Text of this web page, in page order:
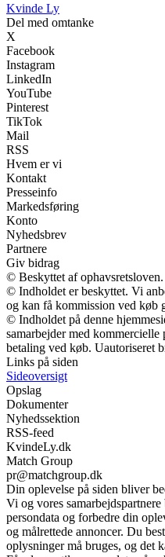
Kvinde Ly
Del med omtanke
X
Facebook
Instagram
LinkedIn
YouTube
Pinterest
TikTok
Mail
RSS
Hvem er vi
Kontakt
Presseinfo
Markedsføring
Konto
Nyhedsbrev
Partnere
Giv bidrag
© Beskyttet af ophavsretsloven.
© Indholdet er beskyttet. Vi
og kan få kommission ved køb
© Indholdet på denne
samarbejder med
betaling ved køb. Uautoriseret
Links på siden
Sideoversigt
Opslag
Dokumenter
Nyhedssektion
RSS-feed
KvindeLy.dk
Match Group
pr@matchgroup.dk
Din oplevelse på siden bliver
Vi og vores
persondata og forbedre din
og målrettede annoncer. Du
oplysninger må bruges, og det